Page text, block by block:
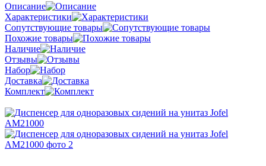
Описание
Характеристики
Сопутствующие товары
Похожие товары
Наличие
Отзывы
Набор
Доставка
Комплект